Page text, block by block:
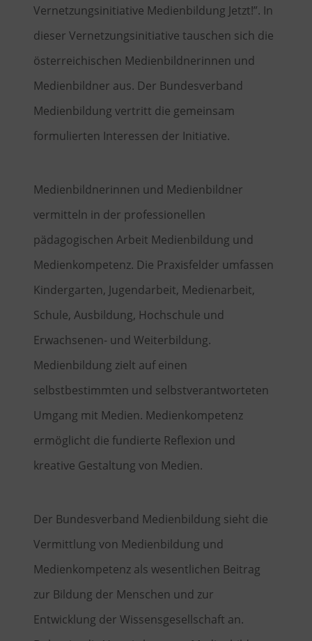
Vernetzungsinitiative Medienbildung Jetzt!”. In
dieser Vernetzungsinitiative tauschen sich die
österreichischen Medienbildnerinnen und
Medienbildner aus. Der Bundesverband
Medienbildung vertritt die gemeinsam
formulierten Interessen der Initiative.
Medienbildnerinnen und Medienbildner
vermitteln in der professionellen
pädagogischen Arbeit Medienbildung und
Medienkompetenz. Die Praxisfelder umfassen
Kindergarten, Jugendarbeit, Medienarbeit,
Schule, Ausbildung, Hochschule und
Erwachsenen- und Weiterbildung.
Medienbildung zielt auf einen
selbstbestimmten und selbstverantworteten
Umgang mit Medien. Medienkompetenz
ermöglicht die fundierte Reflexion und
kreative Gestaltung von Medien.
Der Bundesverband Medienbildung sieht die
Vermittlung von Medienbildung und
Medienkompetenz als wesentlichen Beitrag
zur Bildung der Menschen und zur
Entwicklung der Wissensgesellschaft an.